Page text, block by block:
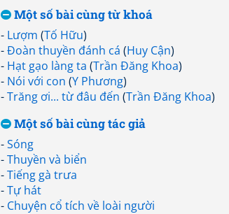
Một số bài cùng từ khoá
- Lượm (Tố Hữu)
-Đoàn thuyền đánh cá (Huy Cận)
- Hạt gạo làng ta (Trần Đăng Khoa)
- Nói với con (Y Phương)
-Trăng ơi... từ đâu đến (Trần Đăng Khoa)
Một số bài cùng tác giả
-Sóng
-Thuyền và biển
-Tiếng gà trưa
-Tự hát
- Chuyện cổ tích về loài người